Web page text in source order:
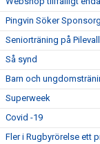
Pingvin Söker
Seniorträning på
Så synd
Barn och
Superweek
Covid -19
Fler i Rugbyrörelse ett